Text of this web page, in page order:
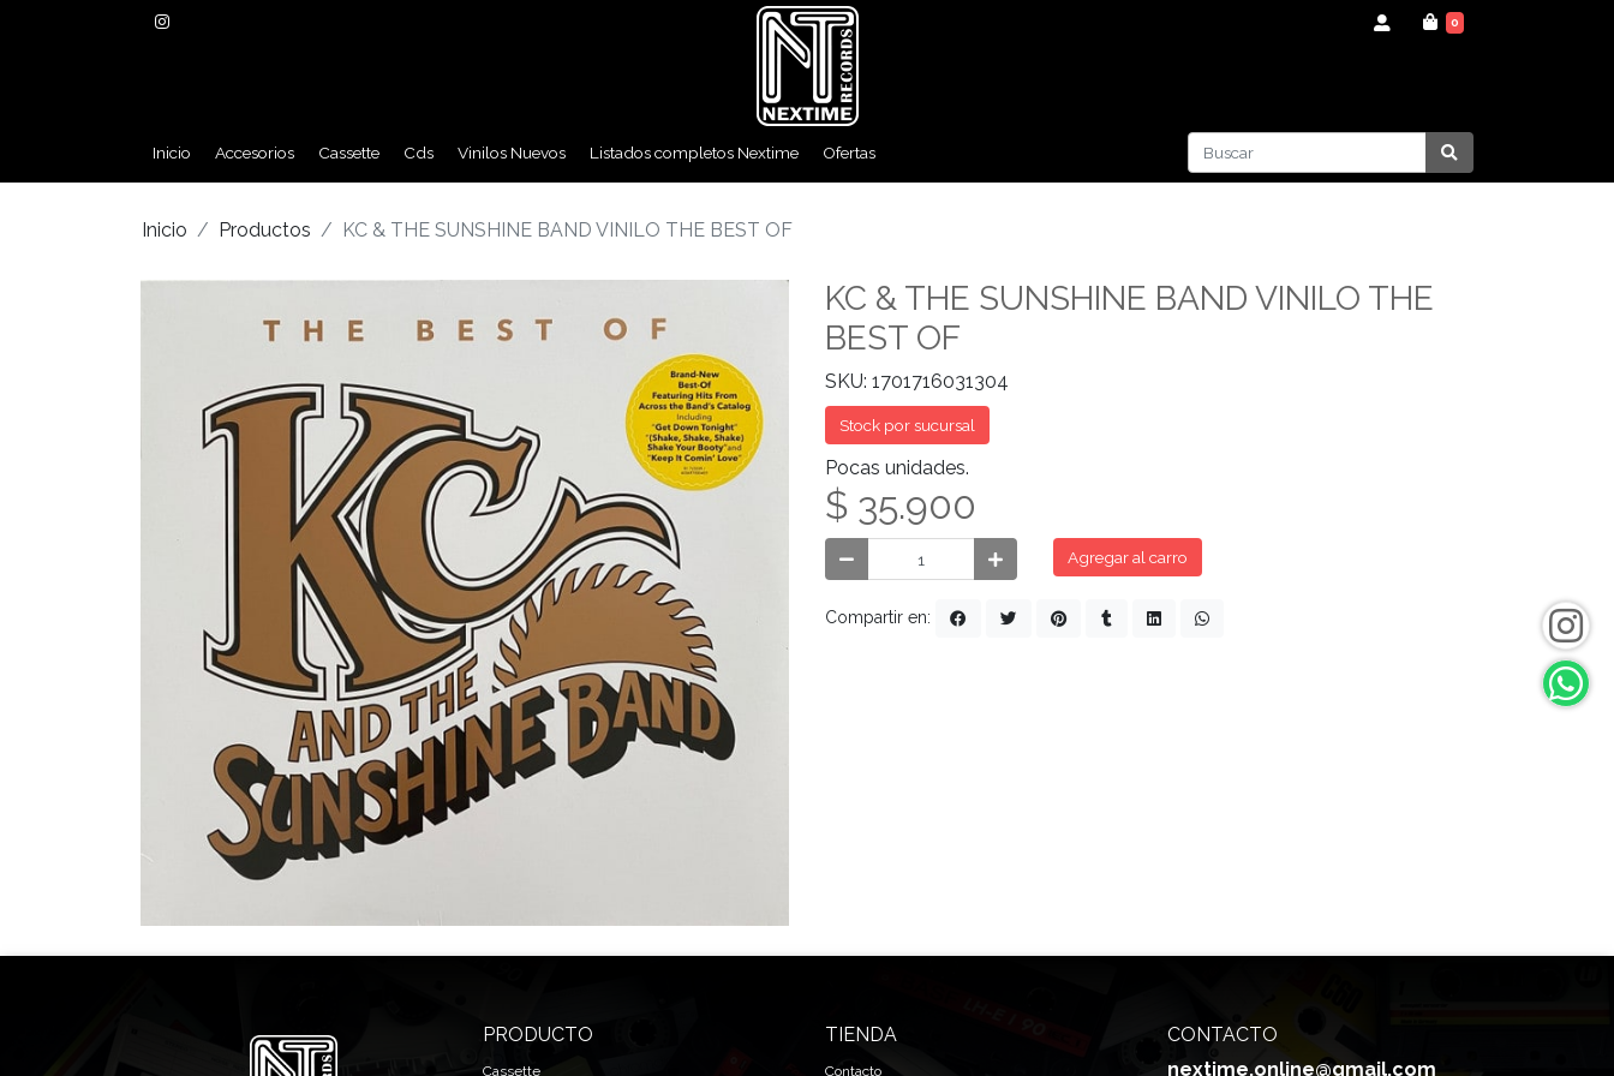
0
Inicio Accesorios Cassette Cds Vinilos Nuevos Listados completos Nextime Ofertas
Inicio Productos KC & THE SUNSHINE BAND VINILO THE BEST OF
KC & THE SUNSHINE BAND VINILO THE
BEST OF
SKU: 1701716031304
Stock por sucursal
Pocas unidades.
$ 35.900
Agregar al carro
Compartir en:
PRODUCTO
Cassette
TIENDA
Contacto
CONTACTO
nextime.online@gmail.com